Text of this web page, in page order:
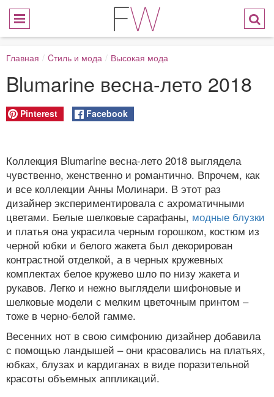
Главная / Cтиль и мода / Высокая мода
Blumarine весна-лето 2018
Pinterest Facebook
Коллекция Blumarine весна-лето 2018 выглядела
чувственно, женственно и романтично. Впрочем, как
и все коллекции Анны Молинари. В этот раз
дизайнер экспериментировала с ахроматичными
цветами. Белые шелковые сарафаны, модные блузки
и платья она украсила черным горошком, костюм из
черной юбки и белого жакета был декорирован
контрастной отделкой, а в черных кружевных
комплектах белое кружево шло по низу жакета и
рукавов. Легко и нежно выглядели шифоновые и
шелковые модели с мелким цветочным принтом –
тоже в черно-белой гамме.
Весенних нот в свою симфонию дизайнер добавила
с помощью ландышей – они красовались на платьях,
юбках, блузах и кардиганах в виде поразительной
красоты объемных аппликаций.